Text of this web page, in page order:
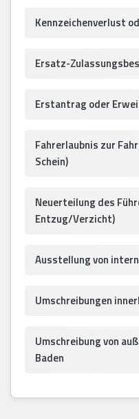
Kennzeichenverlust
Ersatz-
Erstantrag oder
Fahrerlaubnis zur
Schein)
Neuerteilung des
Entzug/Verzicht)
Ausstellung von
Umschreibungen
Umschreibung von
Baden